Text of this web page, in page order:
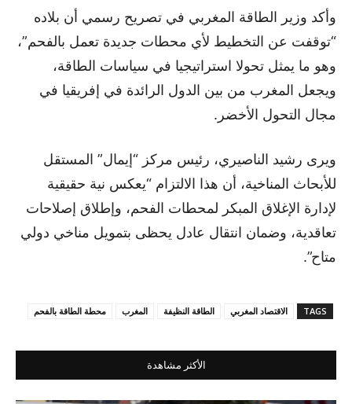
وأكد وزير الطاقة المغربي في تصريح رسمي أن بلاده
“توقفت عن التخطيط لأي محطات جديدة تعمل بالفحم”،
وهو ما يمثل تحولا استراتيجيا في سياسات الطاقة،
ويجعل المغرب من بين الدول الرائدة في إفريقيا في
مجال التحول الأخضر.
ويرى رشيد الناصيري، رئيس مركز “إيمال” المستقل
للأبحاث المناخية، أن هذا الالتزام “يعكس نية حقيقية
لإدارة الإغلاق المبكر لمحطات الفحم، وإطلاق إصلاحات
تعاقدية، وضمان انتقال عادل يحظى بتمويل مناخي دولي
متاح”.
TAGS الاقتصاد المغربي الطاقة النظيفة المغرب محطة الطاقة بالفحم
الأكثر مشاهدة